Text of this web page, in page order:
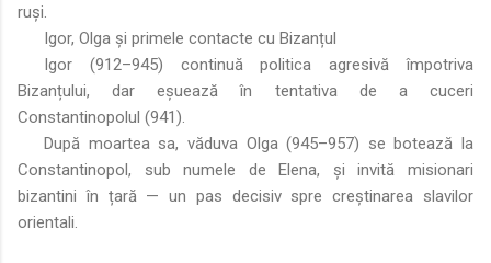
ruși.
Igor, Olga și primele contacte cu Bizanțul
Igor (912–945) continuă politica agresivă împotriva
Bizanțului, dar eșuează în tentativa de a cuceri
Constantinopolul (941).
După moartea sa, văduva Olga (945–957) se botează la
Constantinopol, sub numele de Elena, și invită misionari
bizantini în țară — un pas decisiv spre creștinarea slavilor
orientali.